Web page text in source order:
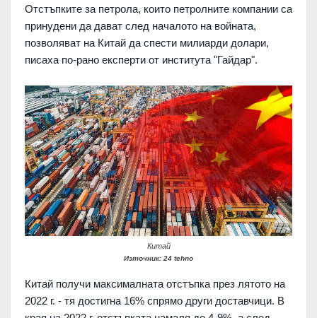
Отстъпките за петрола, които петролните компании са
принудени да дават след началото на войната,
позволяват на Китай да спести милиарди долари,
писаха по-рано експерти от института "Гайдар".
Китай
Източник: 24 tehno
Китай получи максималната отстъпка през лятото на
2022 г. - тя достигна 16% спрямо други доставчици. В